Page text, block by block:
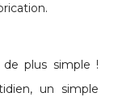
de plus simple !
un simple